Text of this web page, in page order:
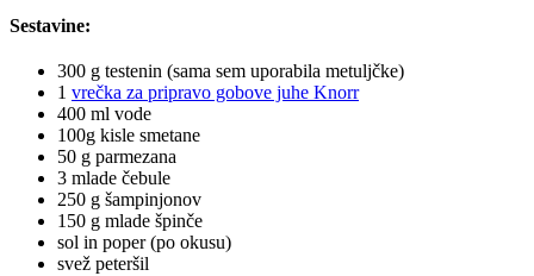
Sestavine:
300 g testenin (sama sem uporabila metuljčke)
1 vrečka za pripravo gobove juhe Knorr
400 ml vode
100g kisle smetane
50 g parmezana
3 mlade čebule
250 g šampinjonov
150 g mlade špinče
sol in poper (po okusu)
svež peteršil